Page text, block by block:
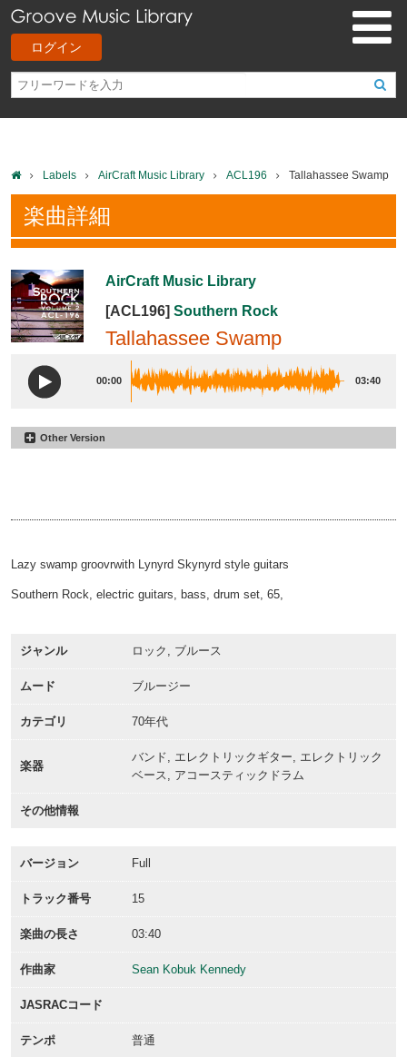
ログイン
Labels AirCraft Music Library ACL196 Tallahassee Swamp
楽曲詳細
AirCraft Music Library
[ACL196] Southern Rock
Tallahassee Swamp
00:00 03:40
Other Version
Lazy swamp groovrwith Lynyrd Skynyrd style guitars
Southern Rock, electric guitars, bass, drum set, 65,
ジャンル ロック, ブルース
ムード ブルージー
カテゴリ 70年代
楽器
バンド, エレクトリックギター, エレクトリック
ベース, アコースティックドラム
その他情報
バージョン Full
トラック番号 15
楽曲の長さ 03:40
作曲家 Sean Kobuk Kennedy
JASRACコード
テンポ 普通